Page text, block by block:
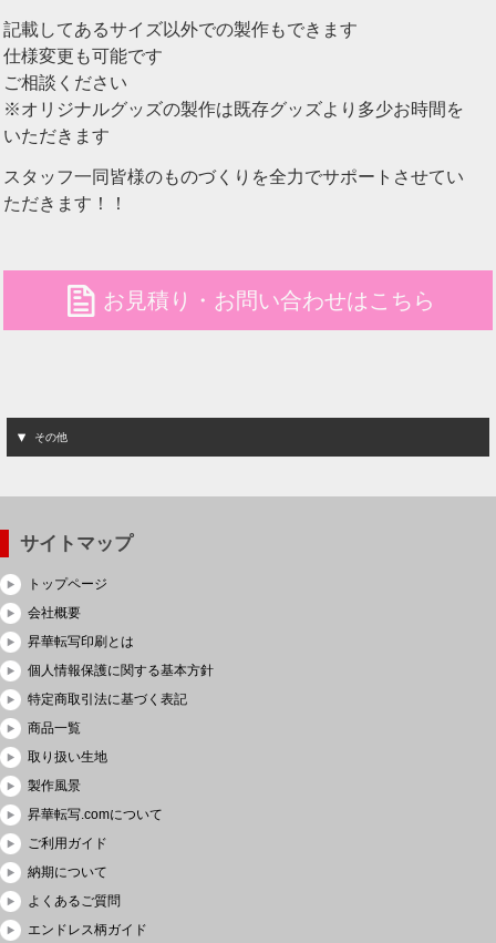
記載してあるサイズ以外での製作もできます
仕様変更も可能です
ご相談ください
※オリジナルグッズの製作は既存グッズより多少お時間を
いただきます
スタッフ一同皆様のものづくりを全力でサポートさせてい
ただきます！！
file お見積り・お問い合わせはこちら
その他
サイトマップ
トップページ
会社概要
昇華転写印刷とは
個人情報保護に関する基本方針
特定商取引法に基づく表記
商品一覧
取り扱い生地
製作風景
昇華転写.comについて
ご利用ガイド
納期について
よくあるご質問
エンドレス柄ガイド